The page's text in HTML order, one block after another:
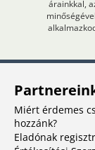
árainkkal,
Miért érdemes
hozzánk?
Eladónak